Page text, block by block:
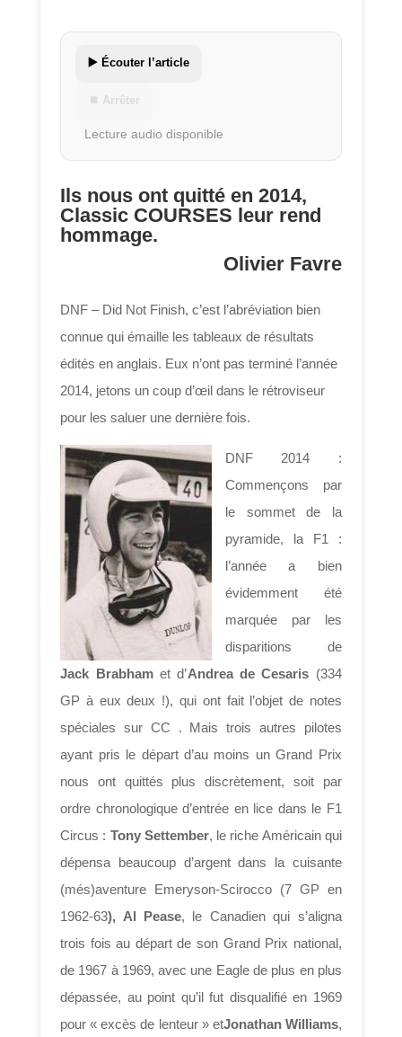
▶️ Écouter l’article
⏹ Arrêter
Lecture audio disponible
Ils nous ont quitté en 2014,
Classic COURSES leur rend
hommage.
Olivier Favre
DNF – Did Not Finish, c’est l’abréviation bien
connue qui émaille les tableaux de résultats
édités en anglais. Eux n’ont pas terminé l’année
2014, jetons un coup d’œil dans le rétroviseur
pour les saluer une dernière fois.
DNF 2014 :
Commençons par
le sommet de la
pyramide, la F1 :
l’année a bien
évidemment été
marquée par les
disparitions de
Jack Brabhamet d’Andrea de Cesaris (334
GP à eux deux !), qui ont fait l’objet de notes
spéciales sur CC . Mais trois autres pilotes
ayant pris le départ d’au moins un Grand Prix
nous ont quittés plus discrètement, soit par
ordre chronologique d’entrée en lice dans le F1
Circus : Tony Settember, le riche Américain qui
dépensa beaucoup d’argent dans la cuisante
(més)aventure Emeryson-Scirocco (7 GP en
1962-63), Al Pease, le Canadien qui s’aligna
trois fois au départ de son Grand Prix national,
de 1967 à 1969, avec une Eagle de plus en plus
dépassée, au point qu’il fut disqualifié en 1969
pour « excès de lenteur » etJonathan Williams,